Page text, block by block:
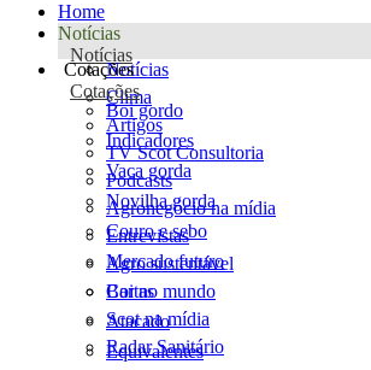
Home
Notícias
Notícias
Notícias
Clima
Artigos
TV Scot Consultoria
Podcasts
Agronegócio na mídia
Entrevistas
Agro sustentável
Cartas
Scot na mídia
Radar Sanitário
Cotações
Cotações
Boi gordo
Indicadores
Vaca gorda
Novilha gorda
Couro e sebo
Mercado futuro
Boi no mundo
Atacado
Equivalentes